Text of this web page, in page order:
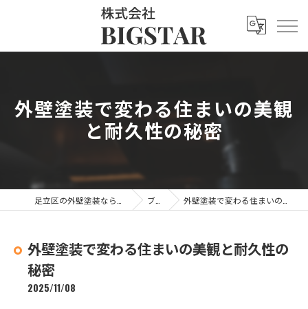
外壁塗装で変わる住まいの美観
と耐久性の秘密
ブログ 外壁塗装で変わる住まいの美観と耐久性の秘密
外壁塗装で変わる住まいの美観と耐久性の
秘密
2025/11/08